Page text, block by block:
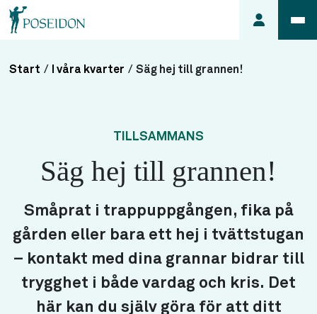
min
Så här
söker du
lägenhet
Start / I våra kvarter / Säg hej till grannen!
TILLSAMMANS
Säg hej till grannen!
Småprat i trappuppgången, fika på
gården eller bara ett hej i tvättstugan
– kontakt med dina grannar bidrar till
trygghet i både vardag och kris. Det
här kan du själv göra för att ditt